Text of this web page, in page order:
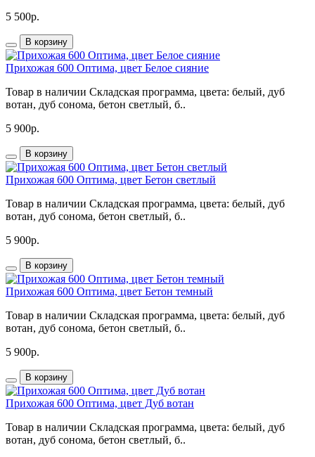
5 500р.
В корзину
Прихожая 600 Оптима, цвет Белое сияние
Товар в наличии Складская программа, цвета: белый, дуб
вотан, дуб сонома, бетон светлый, б..
5 900р.
В корзину
Прихожая 600 Оптима, цвет Бетон светлый
Товар в наличии Складская программа, цвета: белый, дуб
вотан, дуб сонома, бетон светлый, б..
5 900р.
В корзину
Прихожая 600 Оптима, цвет Бетон темный
Товар в наличии Складская программа, цвета: белый, дуб
вотан, дуб сонома, бетон светлый, б..
5 900р.
В корзину
Прихожая 600 Оптима, цвет Дуб вотан
Товар в наличии Складская программа, цвета: белый, дуб
вотан, дуб сонома, бетон светлый, б..